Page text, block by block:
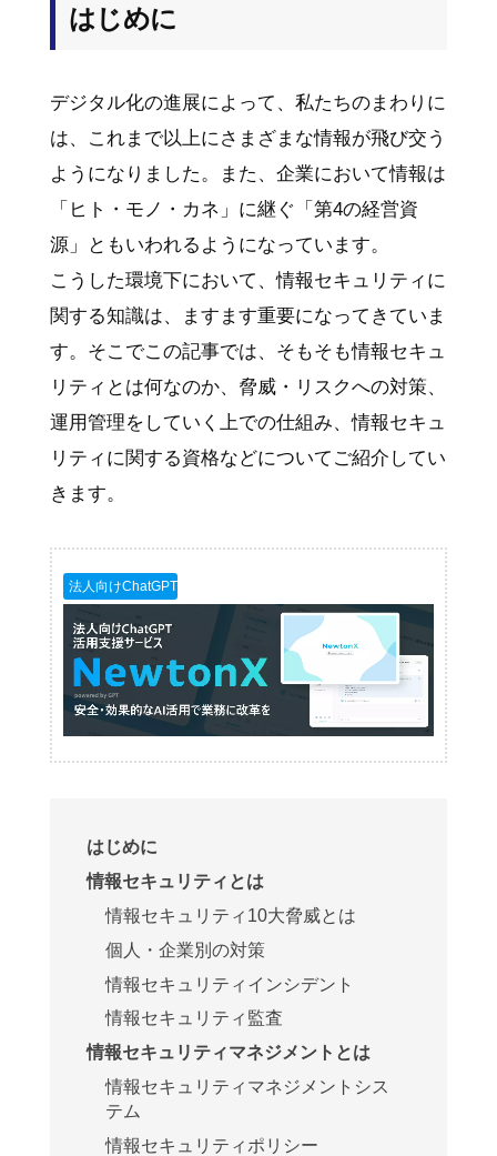
はじめに
デジタル化の進展によって、私たちのまわりに
は、これまで以上にさまざまな情報が飛び交う
ようになりました。また、企業において情報は
「ヒト・モノ・カネ」に継ぐ「第4の経営資
源」ともいわれるようになっています。
こうした環境下において、情報セキュリティに
関する知識は、ますます重要になってきていま
す。そこでこの記事では、そもそも情報セキュ
リティとは何なのか、脅威・リスクへの対策、
運用管理をしていく上での仕組み、情報セキュ
リティに関する資格などについてご紹介してい
きます。
法人向けChatGPT
はじめに
情報セキュリティとは
情報セキュリティ10大脅威とは
個人・企業別の対策
情報セキュリティインシデント
情報セキュリティ監査
情報セキュリティマネジメントとは
情報セキュリティマネジメントシス
テム
情報セキュリティポリシー